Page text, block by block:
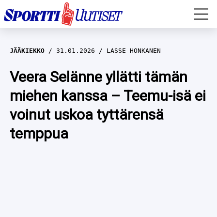
EM-YLEISURHEILU
JÄÄKIEKKO
YLEISURHEILU
WILMA HELTELÄ
TALVILAJIT
JÄÄKIEKKO 31.01.2026 LASSE HONKANEN
Veera Selänne yllätti tämän
miehen kanssa – Teemu-isä ei
voinut uskoa tyttärensä
temppua